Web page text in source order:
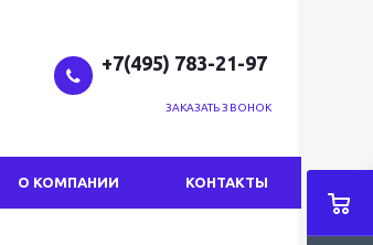
+7(495) 783-21-97
ЗАКАЗАТЬ ЗВОНОК
О КОМПАНИИ КОНТАКТЫ